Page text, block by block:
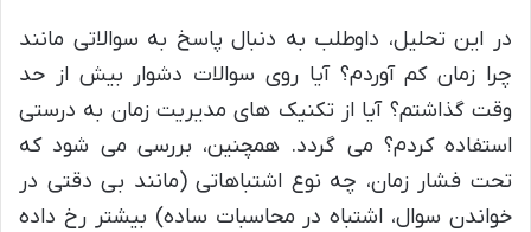
در این تحلیل، داوطلب به دنبال پاسخ به سوالاتی مانند
چرا زمان کم آوردم؟ آیا روی سوالات دشوار بیش از حد
وقت گذاشتم؟ آیا از تکنیک های مدیریت زمان به درستی
استفاده کردم؟ می گردد. همچنین، بررسی می شود که
تحت فشار زمان، چه نوع اشتباهاتی (مانند بی دقتی در
خواندن سوال، اشتباه در محاسبات ساده) بیشتر رخ داده